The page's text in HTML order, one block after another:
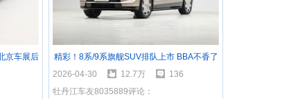
京车展后
精彩！8系/9系旗舰SUV排队上市 BBA不香了
5月将上市新车大盘点
2026-04-30 12.7万
136
牡丹江车友8035889评论：